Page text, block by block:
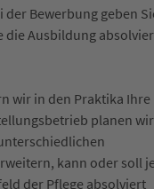
Bewerbung geben
die Ausbildung
wir in den Praktika Ihre
planen
kann oder soll
der Pflege absolviert